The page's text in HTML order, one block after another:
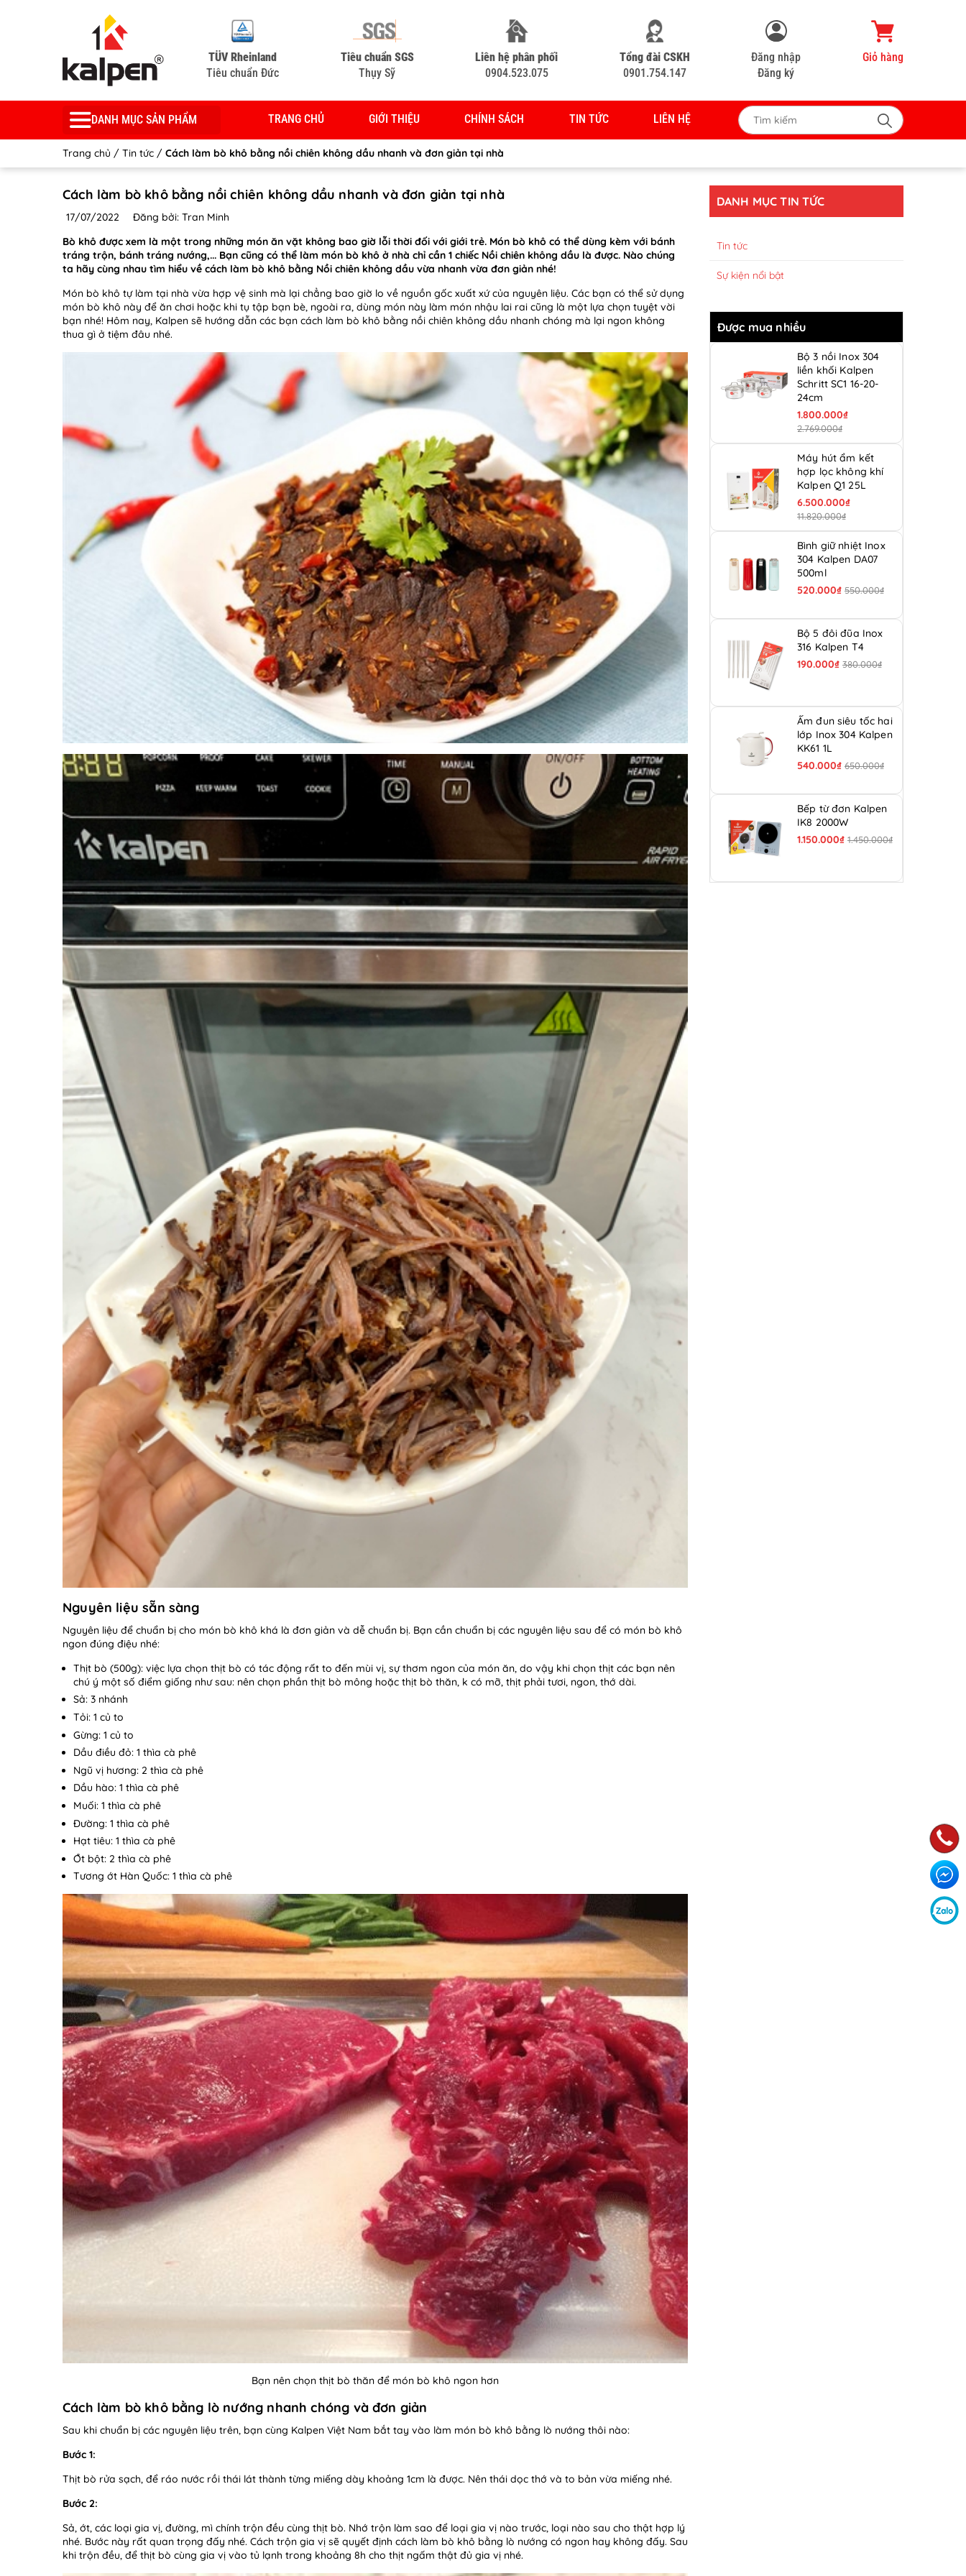
TÜV Rheinland
Tiêu chuẩn Đức
Tiêu chuẩn SGS
Thụy Sỹ
Liên hệ phân phối
0904.523.075
Tổng đài CSKH
0901.754.147
Đăng nhập
Đăng ký
Giỏ hàng
DANH MỤC SẢN PHẨM TRANG CHỦ GIỚI THIỆU CHÍNH SÁCH TIN TỨC LIÊN HỆ
Trang chủ / Tin tức / Cách làm bò khô bằng nồi chiên không dầu nhanh và đơn giản tại nhà
Cách làm bò khô bằng nồi chiên không dầu nhanh và đơn giản tại nhà
17/07/2022
Đăng bởi: Tran Minh
Bò khô được xem là một trong những món ăn vặt không bao giờ lỗi thời đối với giới trẻ. Món bò khô có thể dùng kèm với bánh
tráng trộn, bánh tráng nướng,... Bạn cũng có thể làm món bò khô ở nhà chỉ cần 1 chiếc Nồi chiên không dầu là được. Nào chúng
ta hãy cùng nhau tìm hiểu về cách làm bò khô bằng Nồi chiên không dầu vừa nhanh vừa đơn giản nhé!
Món bò khô tự làm tại nhà vừa hợp vệ sinh mà lại chẳng bao giờ lo về nguồn gốc xuất xứ của nguyên liệu. Các bạn có thể sử dụng
món bò khô này để ăn chơi hoặc khi tụ tập bạn bè, ngoài ra, dùng món này làm món nhậu lai rai cũng là một lựa chọn tuyệt vời
bạn nhé! Hôm nay, Kalpen sẽ hướng dẫn các bạn cách làm bò khô bằng nồi chiên không dầu nhanh chóng mà lại ngon không
thua gì ở tiệm đâu nhé.
Nguyên liệu sẵn sàng
Nguyên liệu để chuẩn bị cho món bò khô khá là đơn giản và dễ chuẩn bị. Bạn cần chuẩn bị các nguyên liệu sau để có món bò khô
ngon đúng điệu nhé:
Thịt bò (500g): việc lựa chọn thịt bò có tác động rất to đến mùi vị, sự thơm ngon của món ăn, do vậy khi chọn thịt các bạn nên
chú ý một số điểm giống như sau: nên chọn phần thịt bò mông hoặc thịt bò thăn, k có mỡ, thịt phải tươi, ngon, thớ dài.
Sả: 3 nhánh
Tỏi: 1 củ to
Gừng: 1 củ to
Dầu điều đỏ: 1 thìa cà phê
Ngũ vị hương: 2 thìa cà phê
Dầu hào: 1 thìa cà phê
Muối: 1 thìa cà phê
Đường: 1 thìa cà phê
Hạt tiêu: 1 thìa cà phê
Ớt bột: 2 thìa cà phê
Tương ớt Hàn Quốc: 1 thìa cà phê
Bạn nên chọn thịt bò thăn để món bò khô ngon hơn
Cách làm bò khô bằng lò nướng nhanh chóng và đơn giản
Sau khi chuẩn bị các nguyên liệu trên, bạn cùng Kalpen Việt Nam bắt tay vào làm món bò khô bằng lò nướng thôi nào:
Bước 1:
Thịt bò rửa sạch, để ráo nước rồi thái lát thành từng miếng dày khoảng 1cm là được. Nên thái dọc thớ và to bản vừa miếng nhé.
Bước 2:
Sả, ớt, các loại gia vị, đường, mì chính trộn đều cùng thịt bò. Nhớ trộn làm sao để loại gia vị nào trước, loại nào sau cho thật hợp lý
nhé. Bước này rất quan trọng đấy nhé. Cách trộn gia vị sẽ quyết định cách làm bò khô bằng lò nướng có ngon hay không đấy. Sau
khi trộn đều, để thịt bò cùng gia vị vào tủ lạnh trong khoảng 8h cho thịt ngấm thật đủ gia vị nhé.
DANH MỤC TIN TỨC
Tin tức
Sự kiện nổi bật
Được mua nhiều
Bộ 3 nồi Inox 304
liền khối Kalpen
Schritt SC1 16-20-
24cm
1.800.000₫
2.769.000₫
Máy hút ẩm kết
hợp lọc không khí
Kalpen Q1 25L
6.500.000₫
11.820.000₫
Bình giữ nhiệt Inox
304 Kalpen DA07
500ml
520.000₫ 550.000₫
Bộ 5 đôi đũa Inox
316 Kalpen T4
190.000₫ 380.000₫
Ấm đun siêu tốc hai
lớp Inox 304 Kalpen
KK61 1L
540.000₫ 650.000₫
Bếp từ đơn Kalpen
IK8 2000W
1.150.000₫ 1.450.000₫